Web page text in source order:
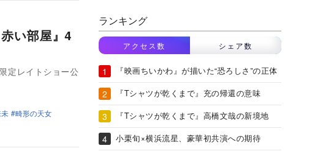
い部屋』4
定レイトショー公
畸形の天女
ランキング
アクセス数 シェア数
『映画ちいかわ』が描いた“恐ろしさ”の正体
『Tシャツが乾くまで』充の帰還の意味
『Tシャツが乾くまで』高橋文哉の新境地
小栗旬×横浜流星、豪華初共演への期待